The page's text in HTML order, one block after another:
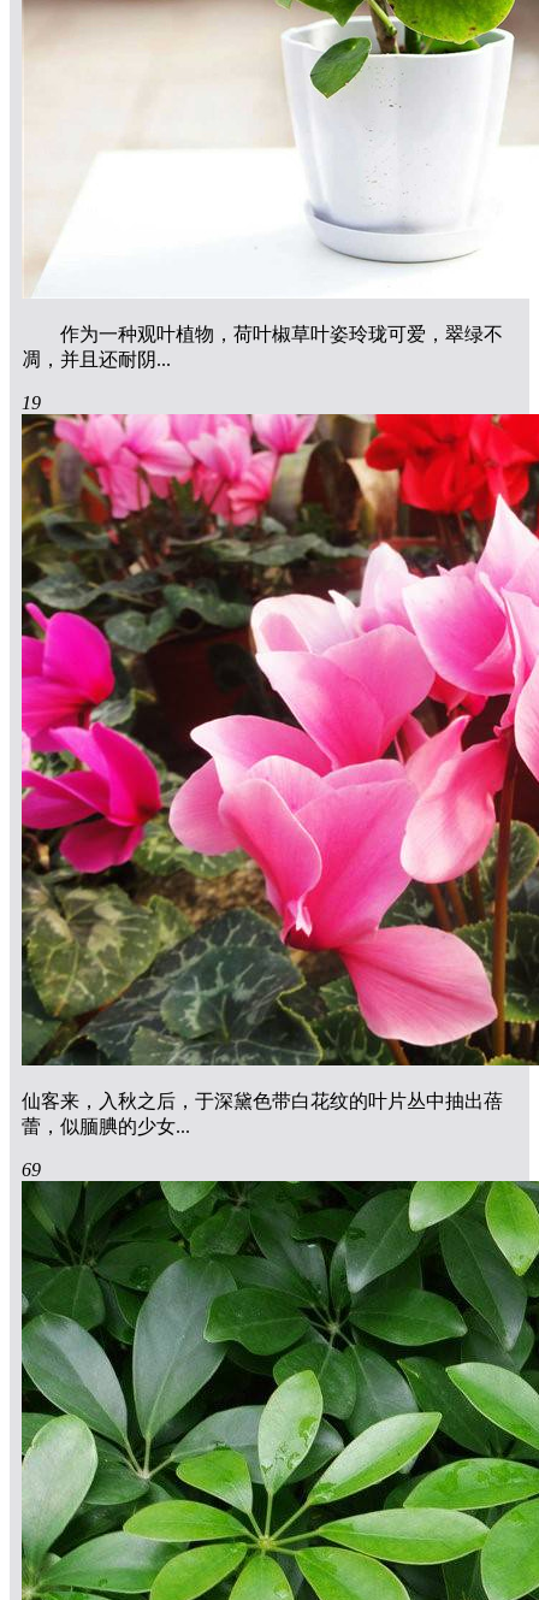
作为一种观叶植物，荷叶椒草叶姿玲珑可爱，翠绿不
凋，并且还耐阴...
19
仙客来，入秋之后，于深黛色带白花纹的叶片丛中抽出蓓
蕾，似腼腆的少女...
69